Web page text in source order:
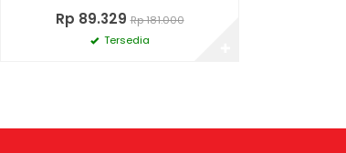
Rp 89.329 Rp 181.000
Tersedia